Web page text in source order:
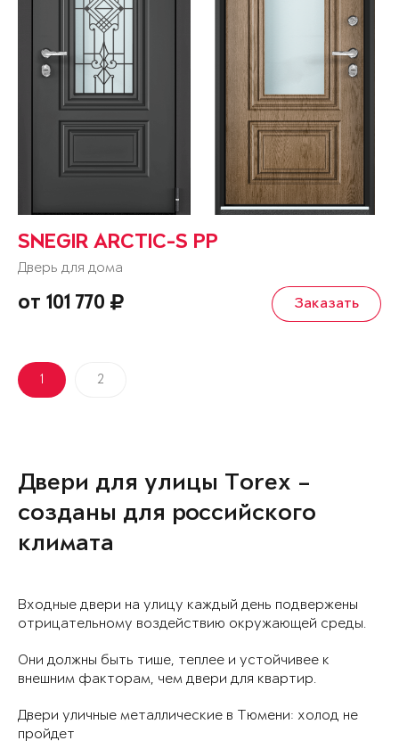
SNEGIR ARCTIC-S PP
Дверь для дома
от 101 770 Заказать
1 2
Двери для улицы Torex –
созданы для российского
климата
Входные двери на улицу каждый день подвержены
отрицательному воздействию окружающей среды.
Они должны быть тише, теплее и устойчивее к
внешним факторам, чем двери для квартир.
Двери уличные металлические в Тюмени: холод не
пройдет